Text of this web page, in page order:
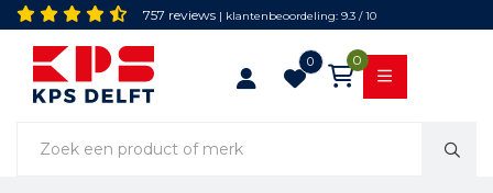
757 reviews | klantenbeoordeling: 9.3 / 10
0 0